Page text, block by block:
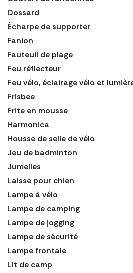
Dossard
Écharpe de supporter
Fanion
Fauteuil de plage
Feu réflecteur
Feu vélo, éclairage vélo et
Frisbee
Frite en mousse
Harmonica
Housse de selle de vélo
Jeu de badminton
Jumelles
Laisse pour chien
Lampe à vélo
Lampe de camping
Lampe de jogging
Lampe de sécurité
Lampe frontale
Lit de camp